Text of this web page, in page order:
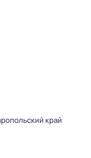
край